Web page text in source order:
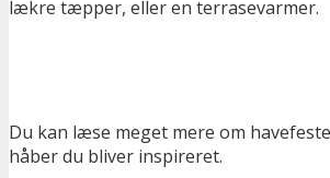
lækre tæpper, eller en terrasevarmer.
Du kan læse meget mere om
håber du bliver inspireret.